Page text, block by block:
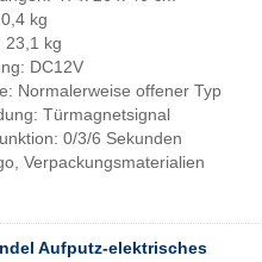
kg
23,1 kg
DC12V
Normalerweise offener Typ
Türmagnetsignal
0/3/6 Sekunden
Verpackungsmaterialien
Aufputz-elektrisches